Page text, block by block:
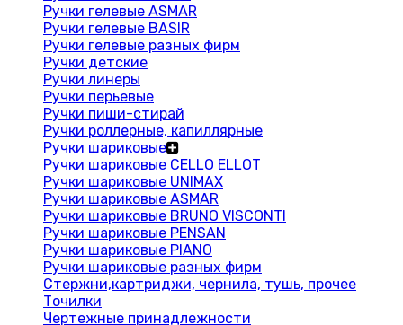
Ручки гелевые ASMAR
Ручки гелевые BASIR
Ручки гелевые разных фирм
Ручки детские
Ручки линеры
Ручки перьевые
Ручки пиши-стирай
Ручки роллерные, капиллярные
Ручки шариковые
Ручки шариковые CELLO ELLOT
Ручки шариковые UNIMAX
Ручки шариковые ASMAR
Ручки шариковые BRUNO VISCONTI
Ручки шариковые PENSAN
Ручки шариковые PIANO
Ручки шариковые разных фирм
Стержни,картриджи, чернила, тушь, прочее
Точилки
Чертежные принадлежности